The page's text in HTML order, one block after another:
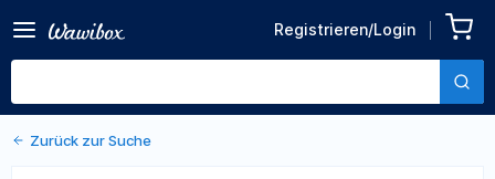
Registrieren/Login
zylindrisch, rot, Packung à 1
Stück
Von Camlog
Zurück zu den Produktdetails
Zurück zur Suche